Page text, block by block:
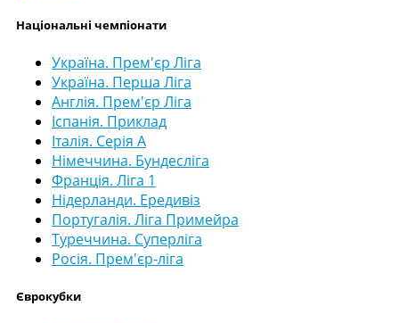
Національні чемпіонати
Україна. Прем'єр Ліга
Україна. Перша Ліга
Англія. Прем'єр Ліга
Іспанія. Приклад
Італія. Серія А
Німеччина. Бундесліга
Франція. Ліга 1
Нідерланди. Ередивіз
Португалія. Ліга Примейра
Туреччина. Суперліга
Росія. Прем'єр-ліга
Єврокубки